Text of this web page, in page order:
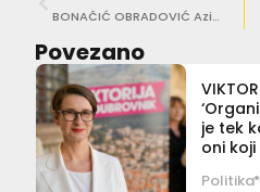
BONAČIĆ OBRADOVIĆ Azil, mir mir mir nitko nije kriv, ava ava ava nitko nije krava
Povezano
je tek
oni
Politika